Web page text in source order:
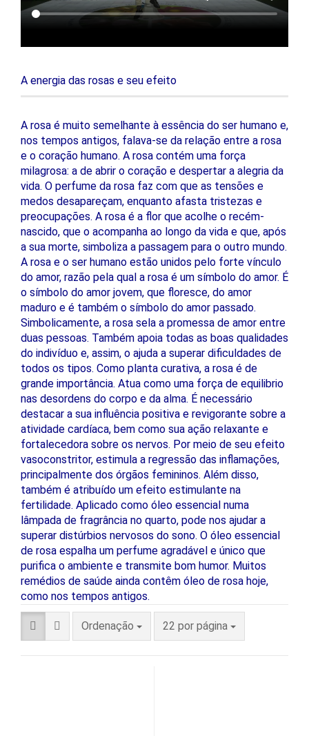
A energia das rosas e seu efeito
A rosa é muito semelhante à essência do ser humano e,
nos tempos antigos, falava-se da relação entre a rosa
e o coração humano. A rosa contém uma força
milagrosa: a de abrir o coração e despertar a alegria da
vida. O perfume da rosa faz com que as tensões e
medos desapareçam, enquanto afasta tristezas e
preocupações. A rosa é a flor que acolhe o recém-
nascido, que o acompanha ao longo da vida e que, após
a sua morte, simboliza a passagem para o outro mundo.
A rosa e o ser humano estão unidos pelo forte vínculo
do amor, razão pela qual a rosa é um símbolo do amor. É
o símbolo do amor jovem, que floresce, do amor
maduro e é também o símbolo do amor passado.
Simbolicamente, a rosa sela a promessa de amor entre
duas pessoas. Também apoia todas as boas qualidades
do indivíduo e, assim, o ajuda a superar dificuldades de
todos os tipos. Como planta curativa, a rosa é de
grande importância. Atua como uma força de equilibrio
nas desordens do corpo e da alma. É necessário
destacar a sua influência positiva e revigorante sobre a
atividade cardíaca, bem como sua ação relaxante e
fortalecedora sobre os nervos. Por meio de seu efeito
vasoconstritor, estimula a regressão das inflamações,
principalmente dos órgãos femininos. Além disso,
também é atribuído um efeito estimulante na
fertilidade. Aplicado como óleo essencial numa
lâmpada de fragrância no quarto, pode nos ajudar a
superar distúrbios nervosos do sono. O óleo essencial
de rosa espalha um perfume agradável e único que
purifica o ambiente e transmite bom humor. Muitos
remédios de saúde ainda contêm óleo de rosa hoje,
como nos tempos antigos.
Ordenação 22 por página